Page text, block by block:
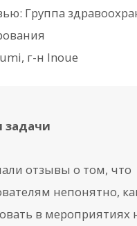
Группа
г-н Inoue
задачи
отзывы о том, что
непонятно,
в мероприятиях